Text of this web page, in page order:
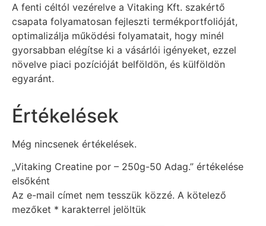
A fenti céltól vezérelve a Vitaking Kft. szakértő
csapata folyamatosan fejleszti termékportfolióját,
optimalizálja működési folyamatait, hogy minél
gyorsabban elégítse ki a vásárlói igényeket, ezzel
növelve piaci pozícióját belföldön, és külföldön
egyaránt.
Értékelések
Még nincsenek értékelések.
„Vitaking Creatine por – 250g-50 Adag.” értékelése
elsőként
Az e-mail címet nem tesszük közzé. A kötelező
mezőket * karakterrel jelöltük